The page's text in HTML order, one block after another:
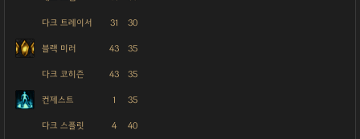
다크 트레이서 31 30
블랙 미러 43 35
다크 코히즌 43 35
컨제스트 1 35
다크 스플릿 4 40